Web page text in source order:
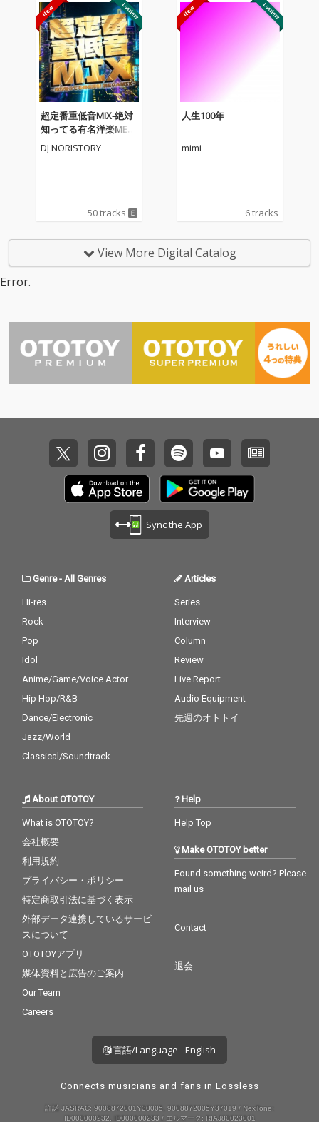
超定番重低音MIX-絶対
知ってる有名洋楽MEG
AMIX- (DJ MIX)
DJ NORISTORY
50 tracks
人生100年
mimi
6 tracks
View More Digital Catalog
Error.
Sync the App
Genre- All Genres
Hi-res
Rock
Pop
Idol
Anime/Game/Voice Actor
Hip Hop/R&B
Dance/Electronic
Jazz/World
Classical/Soundtrack
Articles
Series
Interview
Column
Review
Live Report
Audio Equipment
先週のオトトイ
About OTOTOY
What is OTOTOY?
会社概要
利用規約
プライバシー・ポリシー
特定商取引法に基づく表示
外部データ連携しているサービ
スについて
OTOTOYアプリ
媒体資料と広告のご案内
Our Team
Careers
Help
Help Top
Make OTOTOY better
Found something weird? Please
mail us
Contact
退会
言語/Language - English
Connects musicians and fans in Lossless
許諾 JASRAC: 9008872001Y30005, 9008872005Y37019 / NexTone:
ID000000232, ID000000233 / エルマーク: RIAJ80023001